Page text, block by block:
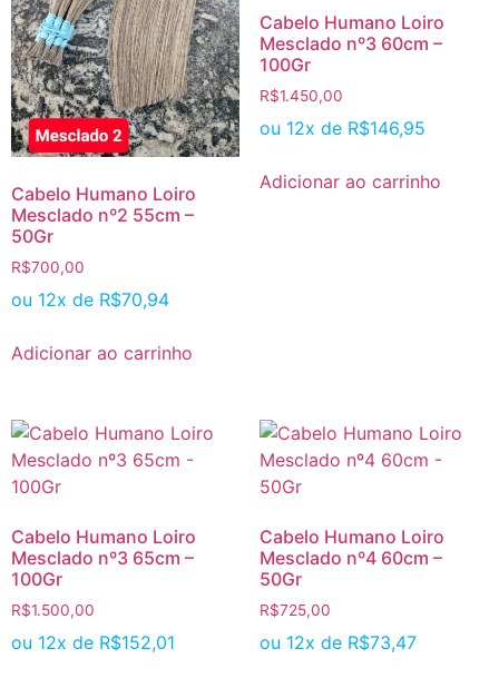
Cabelo Humano Loiro
Mesclado nº2 55cm –
50Gr
R$700,00
ou 12x de R$70,94
Adicionar ao carrinho
Cabelo Humano Loiro
Mesclado nº3 60cm –
100Gr
R$1.450,00
ou 12x de R$146,95
Adicionar ao carrinho
Cabelo Humano Loiro
Mesclado nº3 65cm –
100Gr
R$1.500,00
ou 12x de R$152,01
Cabelo Humano Loiro
Mesclado nº4 60cm –
50Gr
R$725,00
ou 12x de R$73,47